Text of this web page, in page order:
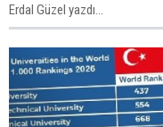
Erdal Güzel yazdı...